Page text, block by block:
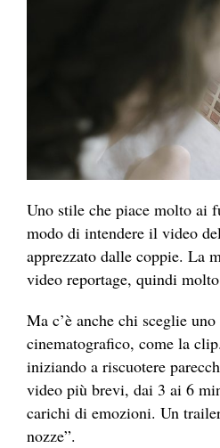
Uno stile che piace molto ai
modo di intendere il video
apprezzato dalle coppie. La
video reportage, quindi
Ma c’è anche chi sceglie
cinematografico, come la
iniziando a riscuotere
video più brevi, dai 3 ai 6
carichi di emozioni. Un
nozze”.